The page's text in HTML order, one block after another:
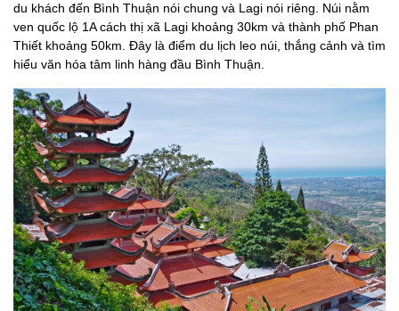
du khách đến Bình Thuận nói chung và Lagi nói riêng. Núi nằm
ven quốc lộ 1A cách thị xã Lagi khoảng 30km và thành phố Phan
Thiết khoảng 50km. Đây là điểm du lịch leo núi, thắng cảnh và tìm
hiểu văn hóa tâm linh hàng đầu Bình Thuận.